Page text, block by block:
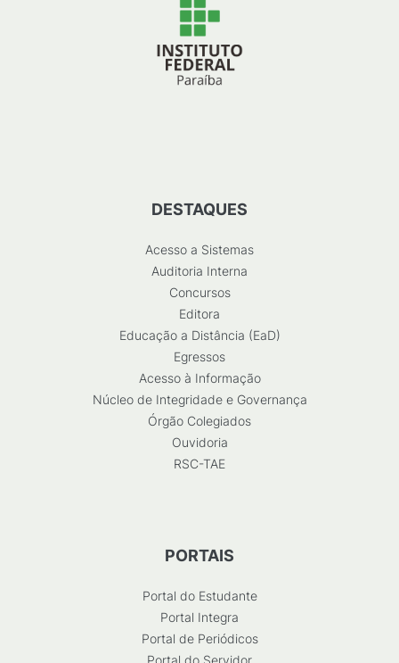
DESTAQUES
Acesso a Sistemas
Auditoria Interna
Concursos
Editora
Educação a Distância (EaD)
Egressos
Acesso à Informação
Núcleo de Integridade e Governança
Órgão Colegiados
Ouvidoria
RSC-TAE
PORTAIS
Portal do Estudante
Portal Integra
Portal de Periódicos
Portal do Servidor